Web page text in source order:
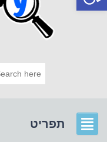
תפריט